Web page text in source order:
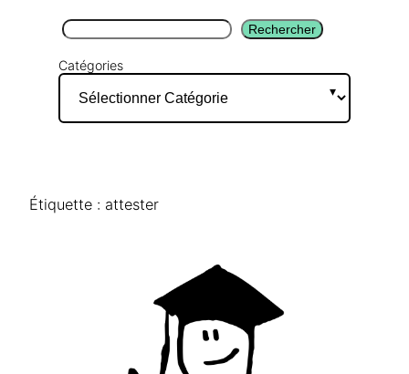
Rechercher Rechercher
Catégories
Étiquette : attester